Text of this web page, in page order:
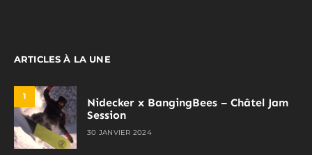
ARTICLES À LA UNE
1
Nidecker x BangingBees – Châtel Jam
Session
30 JANVIER 2024